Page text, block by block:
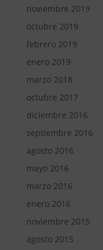
noviembre 2019
octubre 2019
febrero 2019
enero 2019
marzo 2018
octubre 2017
diciembre 2016
septiembre 2016
agosto 2016
mayo 2016
marzo 2016
enero 2016
noviembre 2015
agosto 2015